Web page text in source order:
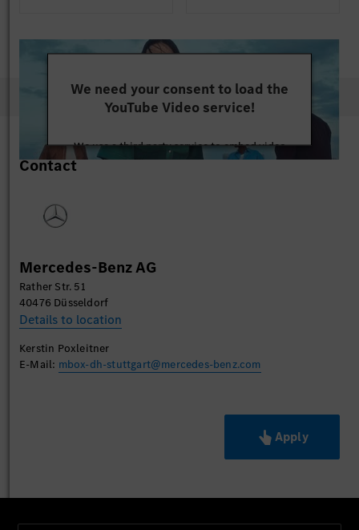
We need your consent to load the
YouTube Video service!
We use a third party service to embed video
content that may collect data about your activity.
Contact
Mercedes-Benz AG
Rather Str. 51
40476 Düsseldorf
Details to location
Kerstin Poxleitner
E-Mail: mbox-dh-stuttgart@mercedes-benz.com
Apply